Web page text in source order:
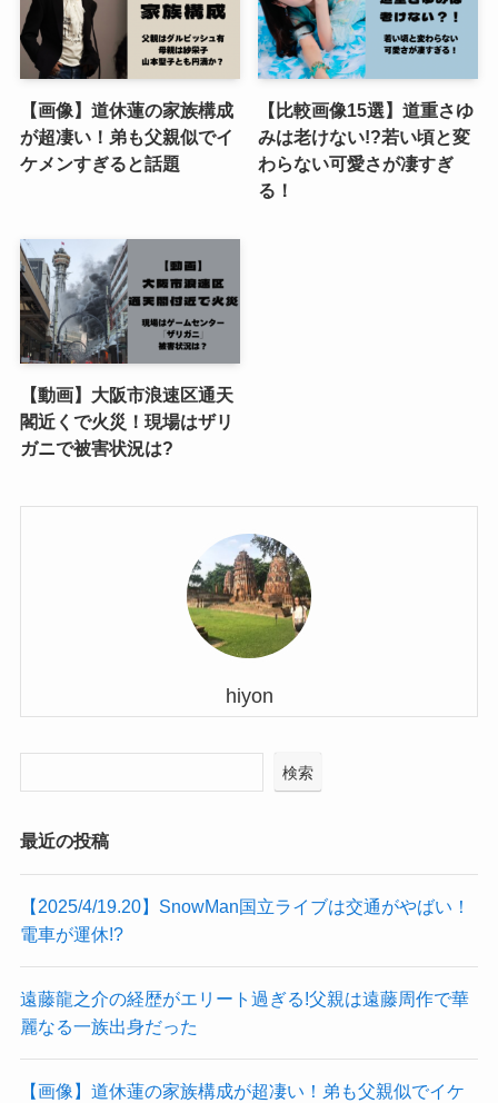
【画像】道休蓮の家族構成
が超凄い！弟も父親似でイ
ケメンすぎると話題
【比較画像15選】道重さゆ
みは老けない!?若い頃と変
わらない可愛さが凄すぎ
る！
【動画】大阪市浪速区通天
閣近くで火災！現場はザリ
ガニで被害状況は?
hiyon
検索
最近の投稿
【2025/4/19.20】SnowMan国立ライブは交通がやばい！
電車が運休!?
遠藤龍之介の経歴がエリート過ぎる!父親は遠藤周作で華
麗なる一族出身だった
【画像】道休蓮の家族構成が超凄い！弟も父親似でイケ